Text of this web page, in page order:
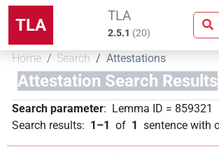
TLA TLA
2.5.1 (20)
Home Search Attestations
Attestation Search Results
Search parameter: Lemma ID = 859321
Search results: 1–1 of 1 sentence with